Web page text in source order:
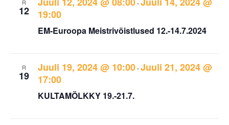
R
12
-
19:00
EM-Euroopa Meistrivõistlused 12.-14.7.2024
R
19
Juuli 19, 2024 @ 10:00-Juuli 21, 2024 @
17:00
KULTAMÖLKKY 19.-21.7.